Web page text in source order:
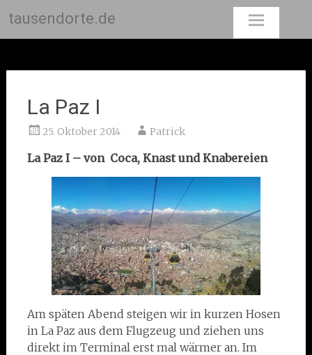
tausendorte.de
La Paz I
25. Oktober 2014 Patrick
La Paz I – von Coca, Knast und Knabereien
Am späten Abend steigen wir in kurzen Hosen
in La Paz aus dem Flugzeug und ziehen uns
direkt im Terminal erst mal wärmer an. Im